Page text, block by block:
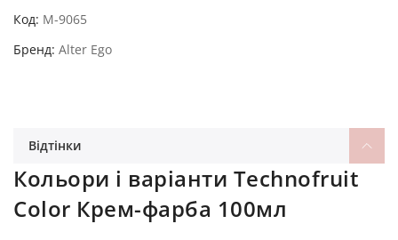
Код M-9065
Бренд Alter Ego
Відтінки
Кольори і варіанти Technofruit
Color Крем-фарба 100мл